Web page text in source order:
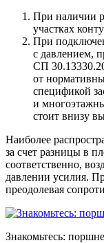
При наличии
участках
При
с давлением,
СП
от
спецификой
и
стоит внизу
Наиболее
за счет разницы в
соответственно,
давлении усилия.
преодолевая
Знакомьтесь: